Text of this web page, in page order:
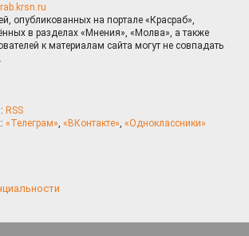
опубликованных на портале «Красраб»,
в разделах «Мнения», «Молва», а также
к материалам сайта могут не совпадать
RSS
«Телеграм», «ВКонтакте», «Одноклассники»